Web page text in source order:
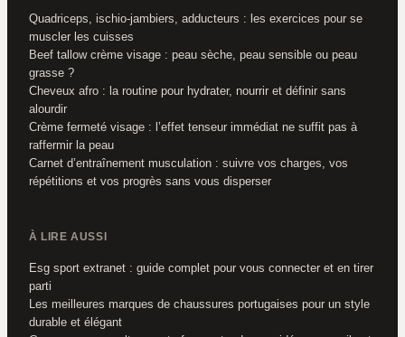
Quadriceps, ischio-jambiers, adducteurs : les exercices pour se
muscler les cuisses
Beef tallow crème visage : peau sèche, peau sensible ou peau
grasse ?
Cheveux afro : la routine pour hydrater, nourrir et définir sans
alourdir
Crème fermeté visage : l’effet tenseur immédiat ne suffit pas à
raffermir la peau
Carnet d’entraînement musculation : suivre vos charges, vos
répétitions et vos progrès sans vous disperser
À LIRE AUSSI
Esg sport extranet : guide complet pour vous connecter et en tirer
parti
Les meilleures marques de chaussures portugaises pour un style
durable et élégant